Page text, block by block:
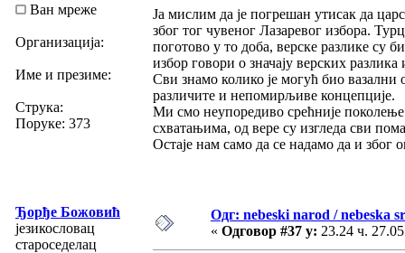
Ван мреже
Организација:
Име и презиме:
Струка:
Поруке: 373
Ја мислим да је погрешан утисак да
због тог чувеног Лазаревог избора.
поготово у то доба, верске разлике су
избор говори о значају верских
Сви знамо колико је могућ био вазални
различите и непомирљиве концепције.
Ми смо неупоредиво срећније
схватањима, од вере су изгледа сви
Остаје нам само да се надамо да и због
Ђорђе Божовић
језикословац
староседелац
Одг: nebeski narod / nebeska
« Одговор #37 у: 23.24 ч.